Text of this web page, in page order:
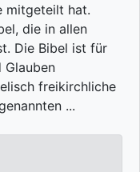
mitgeteilt hat.
die in allen
Die Bibel ist für
Glauben
freikirchliche
...